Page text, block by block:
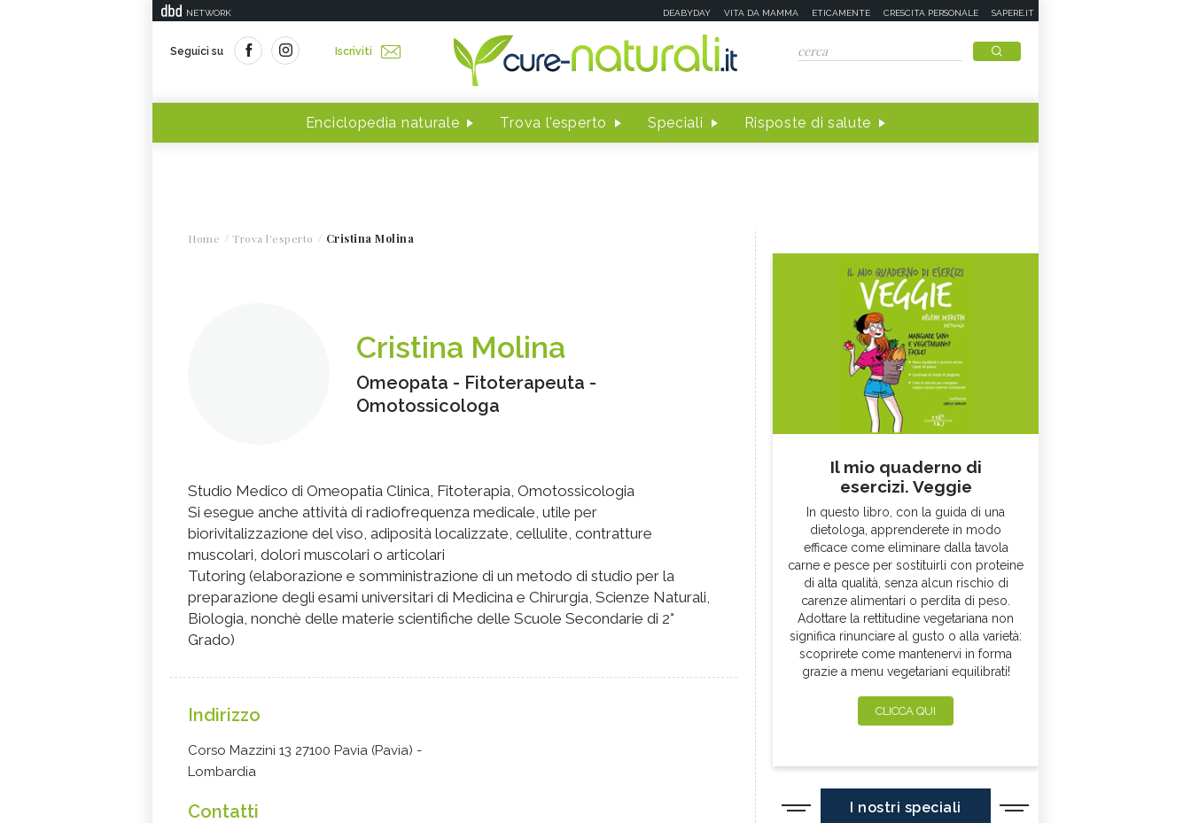
NETWORK DEABYDAY VITA DA MAMMA ETICAMENTE CRESCITA PERSONALE SAPERE.IT
Seguici su Iscriviti
Enciclopedia naturale Trova l'esperto Speciali Risposte di salute
Home Trova l'esperto Cristina Molina
Cristina Molina
Omeopata - Fitoterapeuta -
Omotossicologa
Studio Medico di Omeopatia Clinica, Fitoterapia, Omotossicologia
Si esegue anche attività di radiofrequenza medicale, utile per
biorivitalizzazione del viso, adiposità localizzate, cellulite, contratture
muscolari, dolori muscolari o articolari
Tutoring (elaborazione e somministrazione di un metodo di studio per la
preparazione degli esami universitari di Medicina e Chirurgia, Scienze Naturali,
Biologia, nonchè delle materie scientifiche delle Scuole Secondarie di 2°
Grado)
Indirizzo
Corso Mazzini 13 27100 Pavia (Pavia) -
Lombardia
Contatti
Il mio quaderno di
esercizi. Veggie
In questo libro, con la guida di una
dietologa, apprenderete in modo
efficace come eliminare dalla tavola
carne e pesce per sostituirli con proteine
di alta qualità, senza alcun rischio di
carenze alimentari o perdita di peso.
Adottare la rettitudine vegetariana non
significa rinunciare al gusto o alla varietà:
scoprirete come mantenervi in forma
grazie a menu vegetariani equilibrati!
CLICCA QUI
I nostri speciali